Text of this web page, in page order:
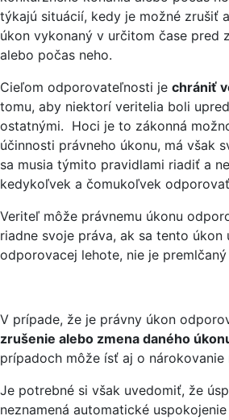
týkajú situácií, kedy je možné zrušiť
úkon vykonaný v určitom čase pred
alebo počas neho.
Cieľom odporovateľnosti je chrániť
tomu, aby niektorí veritelia boli
ostatnými. Hoci je to zákonná
účinnosti právneho úkonu, má však
sa musia týmito pravidlami riadiť a
kedykoľvek a čomukoľvek
Veriteľ môže právnemu úkonu
riadne svoje práva, ak sa tento úkon
odporovacej lehote, nie je
V prípade, že je právny úkon
zrušenie alebo zmena daného
prípadoch môže ísť aj o nárokovanie
Je potrebné si však uvedomiť, že
neznamená automatické